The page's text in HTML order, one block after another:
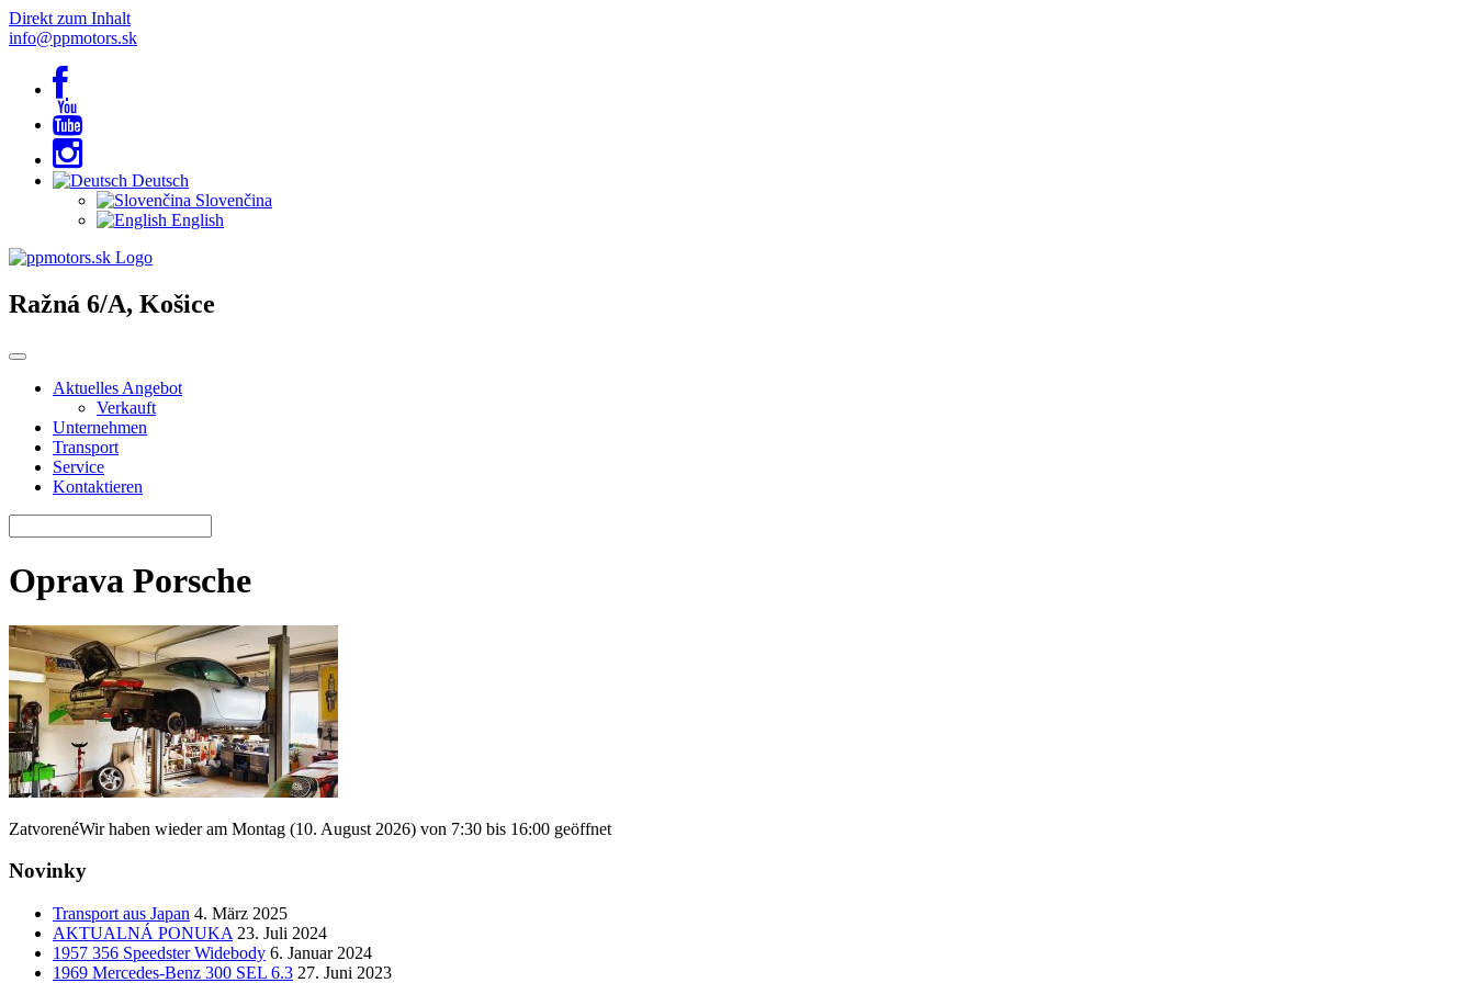
Direkt zum Inhalt
info@ppmotors.sk
Deutsch
Slovenčina
English
Ražná 6/A, Košice
Aktuelles Angebot
Verkauft
Unternehmen
Transport
Service
Kontaktieren
Oprava Porsche
ZatvorenéWir haben wieder am Montag (10. August 2026) von 7:30 bis 16:00 geöffnet
Novinky
Transport aus Japan 4. März 2025
AKTUALNÁ PONUKA 23. Juli 2024
1957 356 Speedster Widebody 6. Januar 2024
1969 Mercedes-Benz 300 SEL 6.3 27. Juni 2023